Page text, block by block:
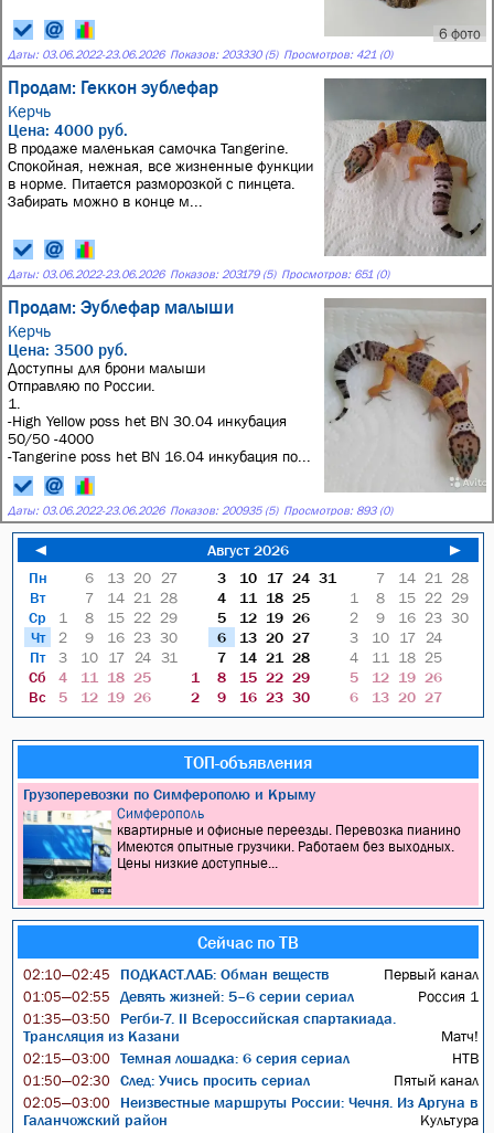
6 фото
Даты: 03.06.2022-23.06.2026 Показов: 203330 (5) Просмотров: 421 (0)
Продам: Геккон эублефар
Керчь
Цена: 4000 руб.
В продаже маленькая самочка Tangerine.
Спокойная, нежная, все жизненные функции
в норме. Питается разморозкой с пинцета.
Забирать можно в конце м...
Даты: 03.06.2022-23.06.2026 Показов: 203179 (5) Просмотров: 651 (0)
Продам: Эублефар малыши
Керчь
Цена: 3500 руб.
Доступны для брони малыши
Отправляю по России.
1.
-High Yellow poss het BN 30.04 инкубация
50/50 -4000
-Tangerine poss het BN 16.04 инкубация по...
Даты: 03.06.2022-23.06.2026 Показов: 200935 (5) Просмотров: 893 (0)
◄ Август 2026
►
Пн
Вт
Ср
Чт
Пт
Сб
Вс
6 13 20
27
7
14 21
28
1
8 15 22 29
2
9 16 23 30
3
10 17 24 31
4
11 18 25
5
12 19 26
3 10 17 24 31
4
11 18 25
5
12 19 26
6
13 20 27
7
14 21
28
1
8 15 22 29
2
9 16 23 30
7 14 21
28
1
8 15 22 29
2
9 16 23 30
3
10 17
24
4
11 18 25
5
12 19 26
6
13 20 27
ТОП-объявления
Грузоперевозки по Симферополю и Крыму
Симферополь
квартирные и офисные переезды. Перевозка пианино
Имеются опытные грузчики. Работаем без выходных.
Цены низкие доступные...
Сейчас по ТВ
02:10—02:45 ПОДКАСТ.ЛАБ: Обман веществ Первый канал
01:05—02:55 Девять жизней: 5–6 серии сериал Россия 1
01:35—03:50
Регби-7. II Всероссийская спартакиада.
Трансляция из Казани
Матч!
02:15—03:00 Темная лошадка: 6 серия сериал НТВ
01:50—02:30 След: Учись просить сериал Пятый канал
02:05—03:00
Неизвестные маршруты России: Чечня. Из Аргуна в
Галанчожский район
Культура